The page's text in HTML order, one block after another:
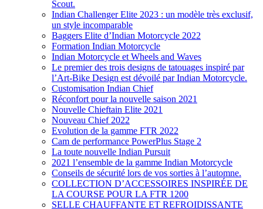
Scout.
Indian Challenger Elite 2023 : un modèle très exclusif,
un style incomparable
Baggers Elite d’Indian Motorcycle 2022
Formation Indian Motorcycle
Indian Motorcycle et Wheels and Waves
Le premier des trois designs de tatouages inspiré par
l’Art-Bike Design est dévoilé par Indian Motorcycle.
Customisation Indian Chief
Réconfort pour la nouvelle saison 2021
Nouvelle Chieftain Elite 2021
Nouveau Chief 2022
Evolution de la gamme FTR 2022
Cam de performance PowerPlus Stage 2
La toute nouvelle Indian Pursuit
2021 l’ensemble de la gamme Indian Motorcycle
Conseils de sécurité lors de vos sorties à l’automne.
COLLECTION D’ACCESSOIRES INSPIRÉE DE
LA COURSE POUR LA FTR 1200
SELLE CHAUFFANTE ET REFROIDISSANTE